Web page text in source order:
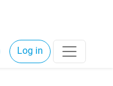
Log in